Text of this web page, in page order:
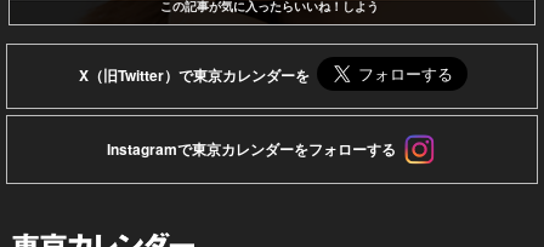
この記事が気に入ったらいいね！しよう
X（旧Twitter）で東京カレンダーを
Instagramで東京カレンダーをフォローする